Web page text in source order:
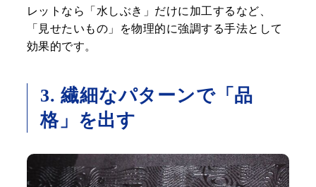
レットなら「水しぶき」だけに加工するなど、
「見せたいもの」を物理的に強調する手法として
効果的です。
3. 繊細なパターンで「品
格」を出す